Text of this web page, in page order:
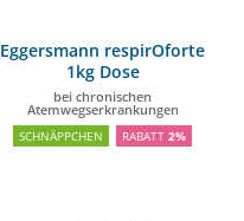
Eggersmann respirOforte
1kg Dose
bei chronischen
Atemwegserkrankungen
SCHNÄPPCHEN RABATT 2%